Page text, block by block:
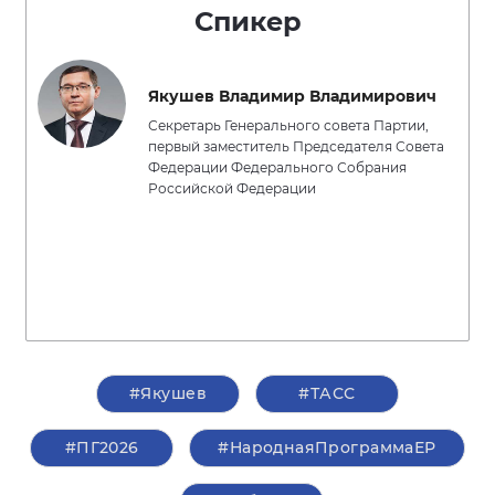
Спикер
Якушев Владимир Владимирович
Секретарь Генерального совета Партии,
первый заместитель Председателя Совета
Федерации Федерального Собрания
Российской Федерации
#Якушев #ТАСС
#ПГ2026 #НароднаяПрограммаЕР